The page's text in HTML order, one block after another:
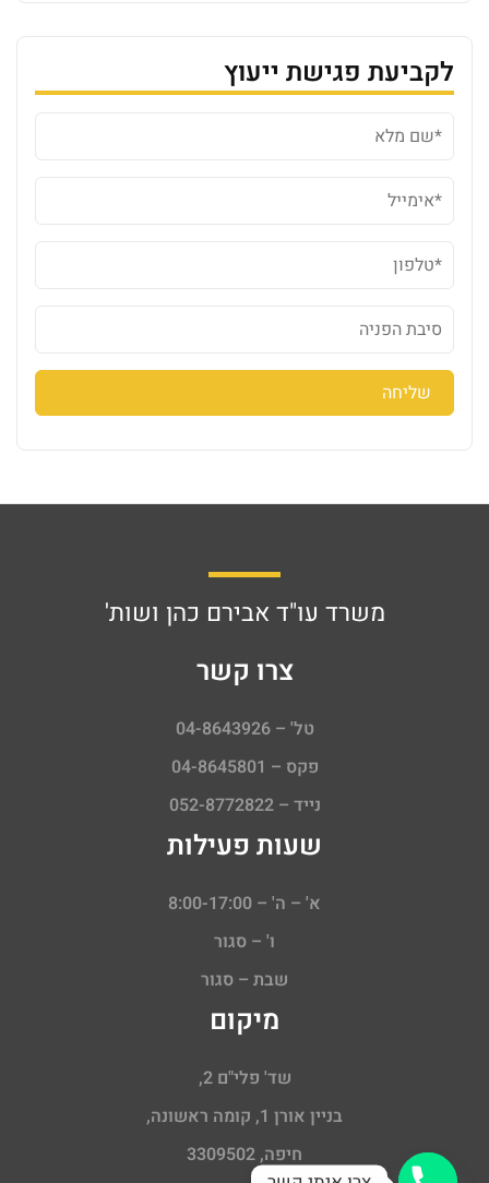
לקביעת פגישת ייעוץ
משרד עו"ד אבירם כהן ושות'
צרו קשר
טל' – 04-8643926
פקס – 04-8645801
נייד – 052-8772822
שעות פעילות
א' – ה' – 8:00-17:00
ו' – סגור
שבת – סגור
מיקום
שד' פלי"ם 2,
בניין אורן 1, קומה ראשונה,
חיפה, 3309502